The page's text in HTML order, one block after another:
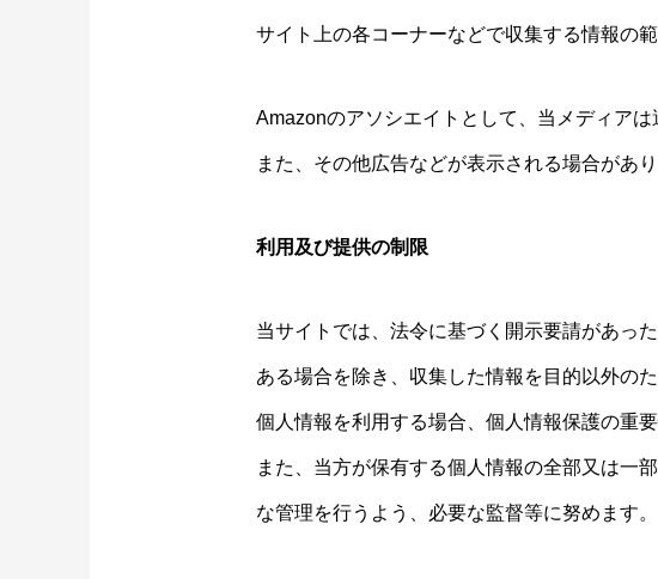
サイト上の各コーナーなどで収集する情報の
Amazonのアソシエイトとして、当メディアは
また、その他広告などが表示される場合があり
利用及び提供の制限
当サイトでは、法令に基づく開示要請があっ
ある場合を除き、収集した情報を目的以外の
個人情報を利用する場合、個人情報保護の重
また、当方が保有する個人情報の全部又は一
な管理を行うよう、必要な監督等に努めます。